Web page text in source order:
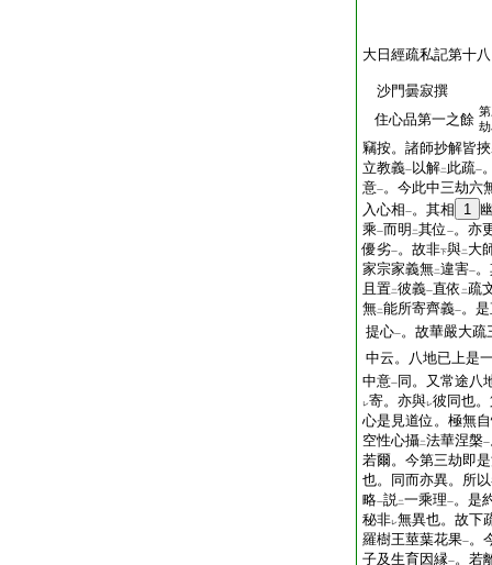
大日經疏私記第十八
沙門曇寂撰
住心品第一之餘
竊按。諸師抄解皆挾
立教義一 以解二 此疏一
意一。今此中三劫六
入心相一。其相 1
乘一而明 二其位 一。亦
優劣一。故非下與二 大
家宗家義無二違害一
且置二彼義一直依 二疏
無二能所寄齊義一。
提心一。故華嚴大疏
中云。八地已上是
中意一 同。又常途八
レ寄。亦與レ彼同也
心是見道位。極無
空性心攝二法華涅槃一
若爾。今第三劫即
也。同而亦異。所
略一説二一乘理一。是
秘非レ無異也。故下
羅樹王莖葉花果一。
子及生育因縁一。若